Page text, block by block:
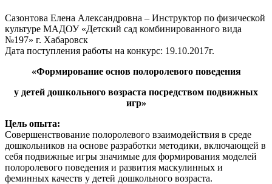
Сазонтова Елена Александровна – Инструктор по физической
культуре МАДОУ «Детский сад комбинированного вида
№197» г. Хабаровск
Дата поступления работы на конкурс: 19.10.2017г.
«Формирование основ полоролевого поведения
у детей дошкольного возраста посредством подвижных
игр»
Цель опыта:
Совершенствование полоролевого взаимодействия в среде
дошкольников на основе разработки методики, включающей в
себя подвижные игры значимые для формирования моделей
полоролевого поведения и развития маскулинных и
феминных качеств у детей дошкольного возраста.